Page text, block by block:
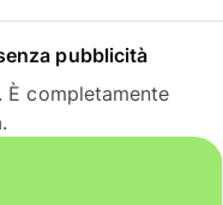
pubblicità
È completamente